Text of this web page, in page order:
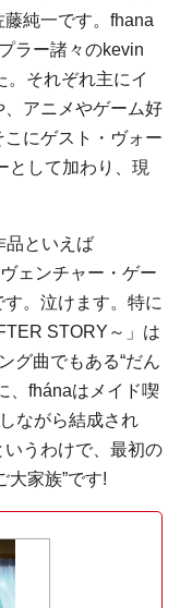
藤純一です。fhana
プラー諸々のkevin
。それぞれ主にイ
アニメやゲーム好
にゲスト・ヴォー
として加わり、現
といえば
ェンチャー・ゲー
。泣けます。特に
STORY～」は
グ曲でもある“だん
、fhánaはメイド喫
ながら結成され
うわけで、最初の
大家族”です!